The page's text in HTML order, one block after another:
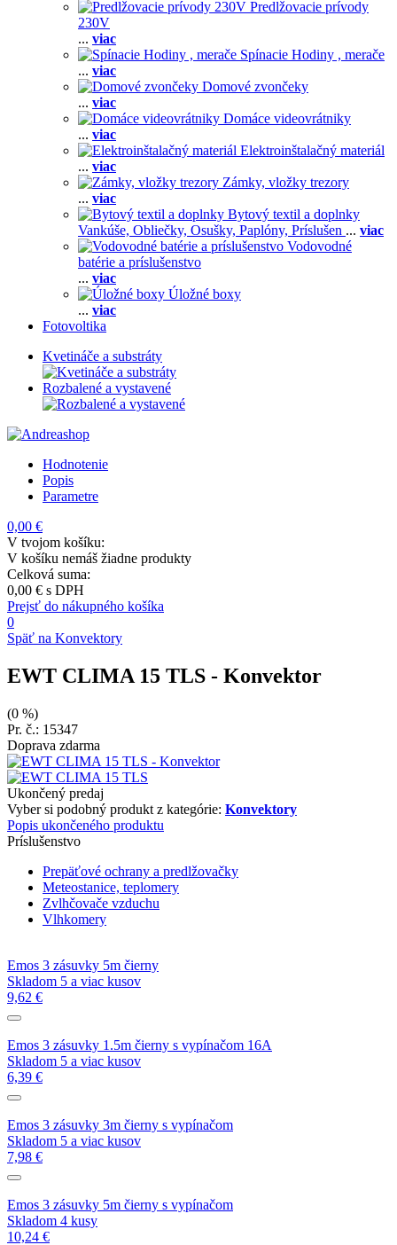
Predlžovacie prívody
230V
... viac
Spínacie Hodiny , merače
... viac
Domové zvončeky
... viac
Domáce videovrátniky
... viac
Elektroinštalačný materiál
... viac
Zámky, vložky trezory
... viac
Bytový textil a doplnky
Vankúše, Obliečky, Osušky, Paplóny, Príslušen ... viac
Vodovodné
batérie a príslušenstvo
... viac
Úložné boxy
... viac
Fotovoltika
Kvetináče a substráty
Rozbalené a vystavené
Hodnotenie
Popis
Parametre
0,00 €
V tvojom košíku:
V košíku nemáš žiadne produkty
Celková suma:
0,00 € s DPH
Prejsť do nákupného košíka
0
Späť na Konvektory
EWT CLIMA 15 TLS - Konvektor
(0 %)
Pr. č.: 15347
Doprava zdarma
Ukončený predaj
Vyber si podobný produkt z kategórie: Konvektory
Popis ukončeného produktu
Príslušenstvo
Prepäťové ochrany a predlžovačky
Meteostanice, teplomery
Zvlhčovače vzduchu
Vlhkomery
Emos 3 zásuvky 5m čierny
Skladom 5 a viac kusov
9,62 €
Emos 3 zásuvky 1.5m čierny s vypínačom 16A
Skladom 5 a viac kusov
6,39 €
Emos 3 zásuvky 3m čierny s vypínačom
Skladom 5 a viac kusov
7,98 €
Emos 3 zásuvky 5m čierny s vypínačom
Skladom 4 kusy
10,24 €